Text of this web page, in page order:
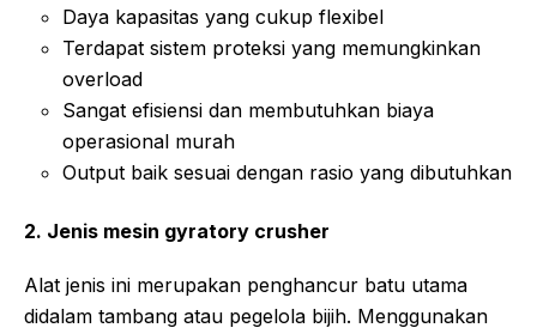
Daya kapasitas yang cukup flexibel
Terdapat sistem proteksi yang memungkinkan
overload
Sangat efisiensi dan membutuhkan biaya
operasional murah
Output baik sesuai dengan rasio yang dibutuhkan
2. Jenis mesin gyratory crusher
Alat jenis ini merupakan penghancur batu utama
didalam tambang atau pegelola bijih. Menggunakan